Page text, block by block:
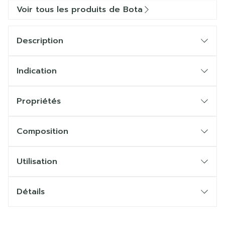
Voir tous les produits de Bota
Description
Indication
Propriétés
Composition
Utilisation
Détails